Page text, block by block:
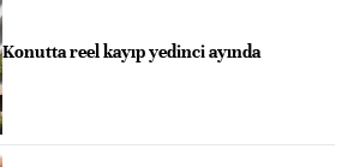
Konutta reel kayıp yedinci ayında